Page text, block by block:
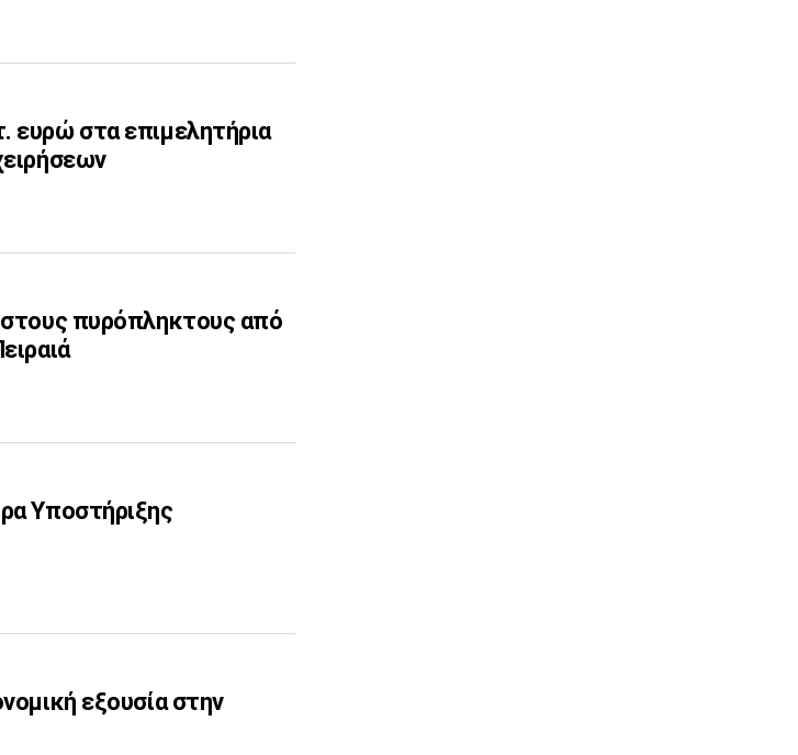
ευρώ στα επιμελητήρια
στους πυρόπληκτους από
Υποστήριξης
εξουσία στην